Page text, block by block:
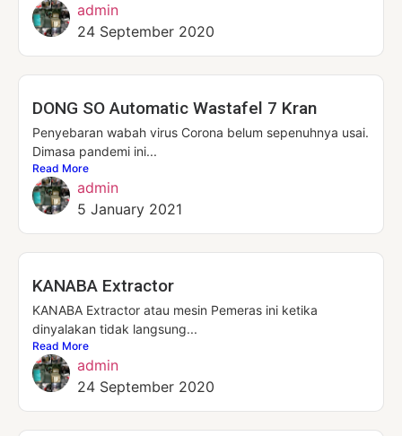
admin
24 September 2020
DONG SO Automatic Wastafel 7 Kran
Penyebaran wabah virus Corona belum sepenuhnya usai.
Dimasa pandemi ini...
Read More
admin
5 January 2021
KANABA Extractor
KANABA Extractor atau mesin Pemeras ini ketika
dinyalakan tidak langsung...
Read More
admin
24 September 2020